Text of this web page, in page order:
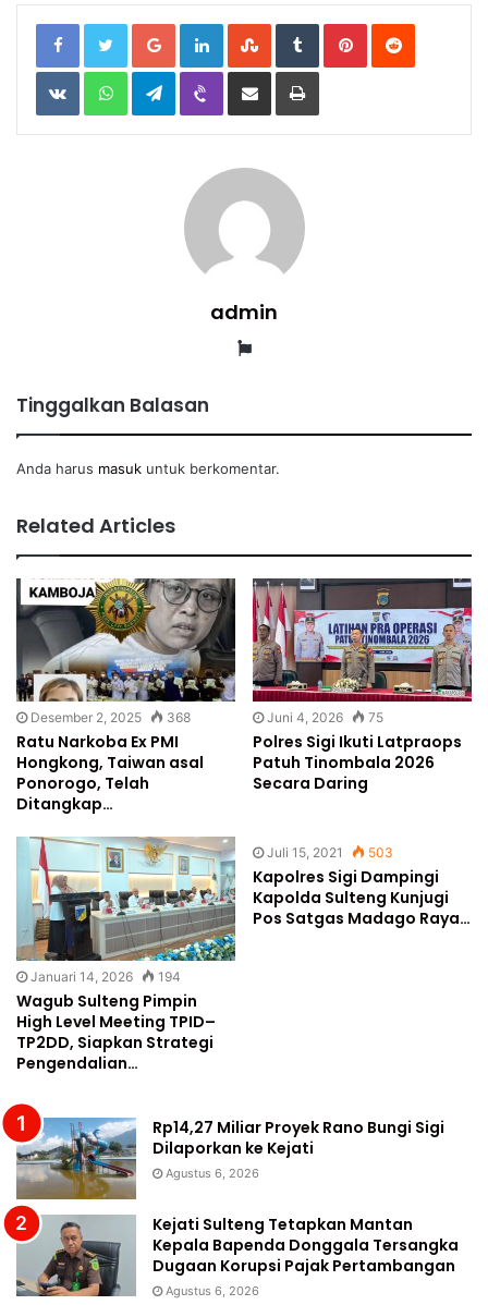
Google+LinkedInStumbleUpon
TumblrPinterestReddit
VKontakteWhatsAppTelegramViber Share
Email
Print
admin
Website
Tinggalkan Balasan
Anda harus masuk untuk berkomentar.
Related Articles
Desember 2, 2025 368
Ratu Narkoba Ex PMI
Hongkong, Taiwan asal
Ponorogo, Telah
Ditangkap…
Juni 4, 2026 75
Polres Sigi Ikuti Latpraops
Patuh Tinombala 2026
Secara Daring
Januari 14, 2026 194
Wagub Sulteng Pimpin
High Level Meeting TPID–
TP2DD, Siapkan Strategi
Pengendalian…
Juli 15, 2021 503
Kapolres Sigi Dampingi
Kapolda Sulteng Kunjugi
Pos Satgas Madago Raya…
Rp14,27 Miliar Proyek Rano Bungi Sigi
Dilaporkan ke Kejati
Agustus 6, 2026
Kejati Sulteng Tetapkan Mantan
Kepala Bapenda Donggala Tersangka
Dugaan Korupsi Pajak Pertambangan
Agustus 6, 2026